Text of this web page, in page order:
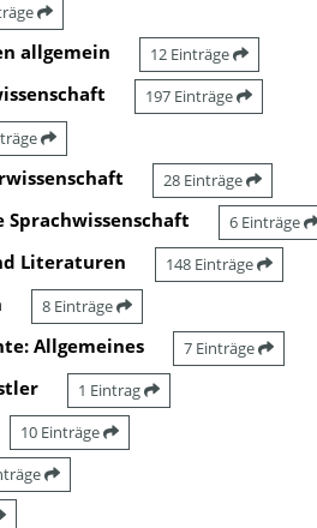
allgemein 12 Einträge
197 Einträge
28 Einträge
Sprachwissenschaft 6 Einträge
Literaturen 148 Einträge
8 Einträge
Allgemeines 7 Einträge
1 Eintrag
10 Einträge